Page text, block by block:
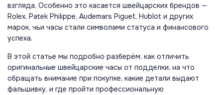
взгляда. Особенно это касается швейцарских брендов —
Rolex, Patek Philippe, Audemars Piguet, Hublot и других
марок, чьи часы стали символами статуса и финансового
успеха.
В этой статье мы подробно разберём, как отличить
оригинальные швейцарские часы от подделки, на что
обращать внимание при покупке, какие детали выдают
фальшивку, и где пройти профессиональную